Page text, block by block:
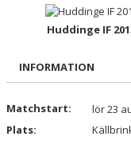
Huddinge IF
INFORMATION
Matchstart:
lör 23
Plats: